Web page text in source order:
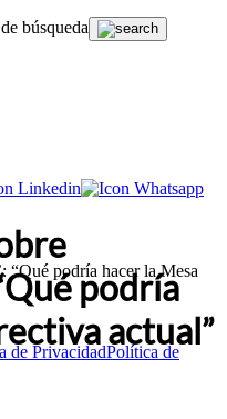
búsqueda
“Qué podría hacer la Mesa
de PrivacidadPolítica de
podría
actual”